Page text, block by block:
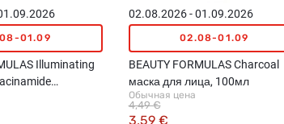
01.09
Illuminating
лица, 30мл
02.08.2026 - 01.09.2026
02.08-01.09
BEAUTY FORMULAS Charcoal
маска для лица, 100мл
Обычная цена
3,59 €
4,49 €